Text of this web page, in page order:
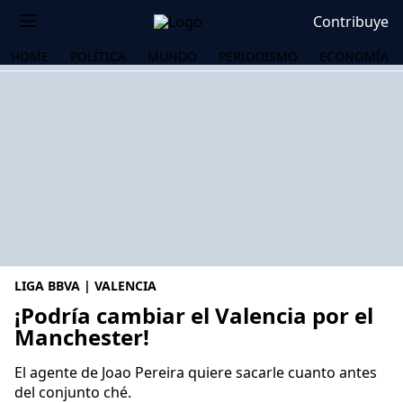
Contribuye
HOME POLÍTICA MUNDO PERIODISMO ECONOMÍA
LIGA BBVA | VALENCIA
¡Podría cambiar el Valencia por el
Manchester!
El agente de Joao Pereira quiere sacarle cuanto antes
del conjunto ché.